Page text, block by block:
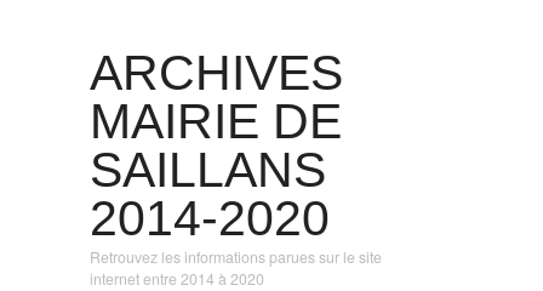
ARCHIVES
MAIRIE DE
SAILLANS
2014-2020
Retrouvez les informations parues sur le site
internet entre 2014 à 2020